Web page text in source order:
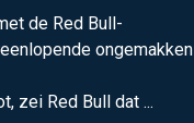
de Red Bull-
ongemakken
zei Red Bull dat ...